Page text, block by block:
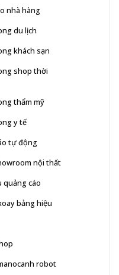
nhà hàng
du lịch
khách sạn
shop thời
thẩm mỹ
y tế
tự động
nội thất
quảng cáo
bảng hiệu
robot